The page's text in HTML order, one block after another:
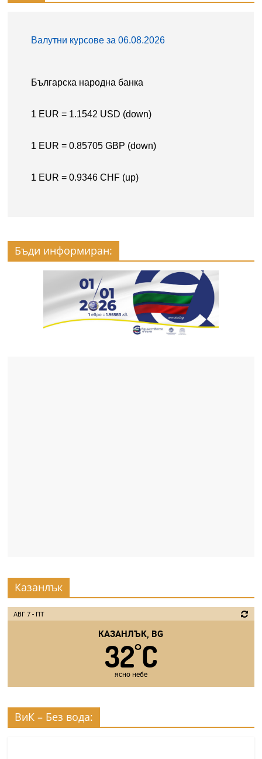
Бъди информиран:
Казанлък
АВГ 7 - ПТ
КАЗАНЛЪК, BG
32°C
ясно небе
ВиК – Без вода: